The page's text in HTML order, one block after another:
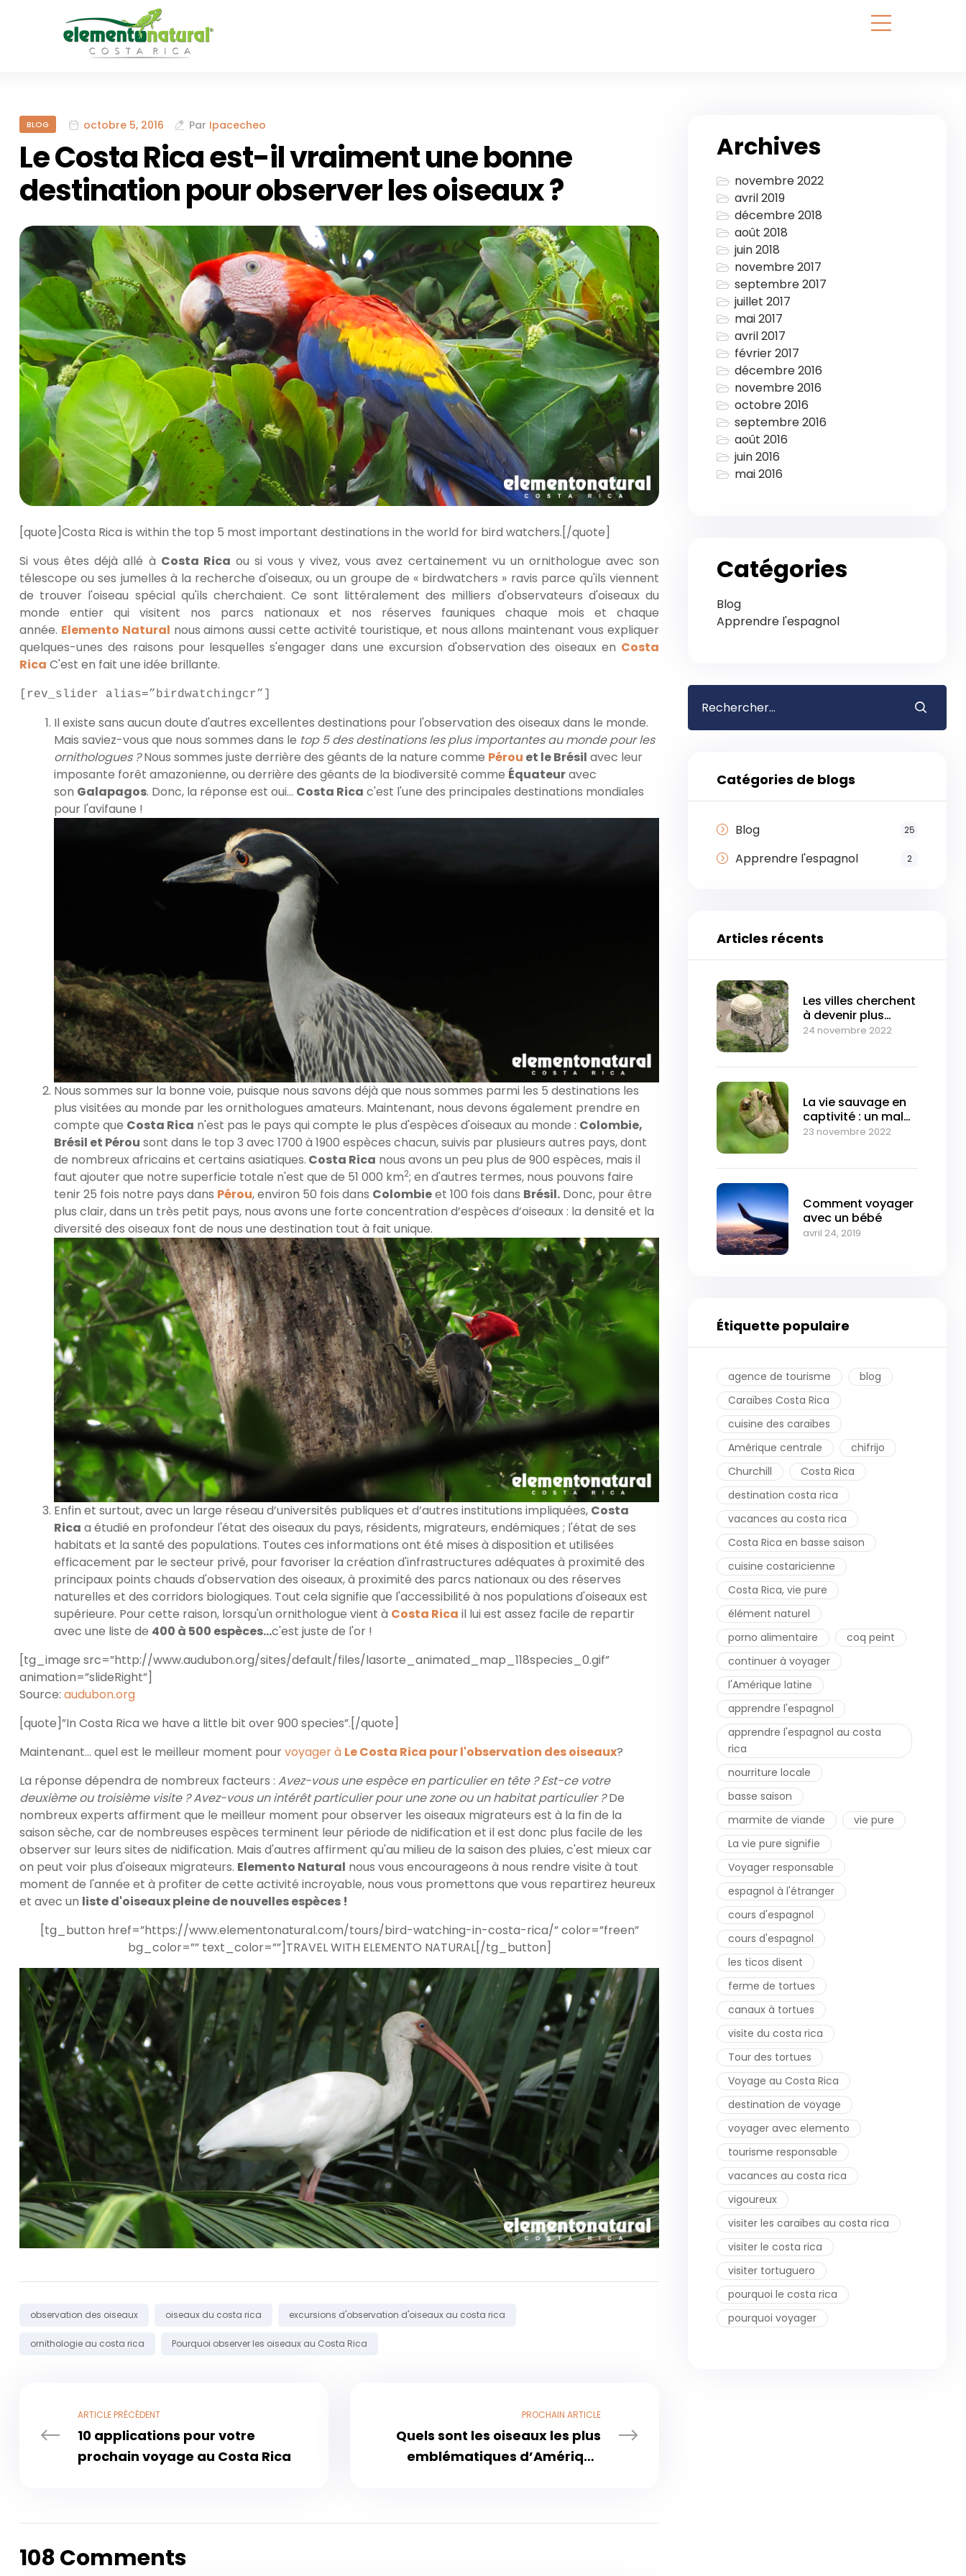
BLOG octobre 5, 2016 Par Ipacecheo
Le Costa Rica est-il vraiment une bonne
destination pour observer les oiseaux ?
[quote]Costa Rica is within the top 5 most important destinations in the world for bird watchers.[/quote]
Si vous êtes déjà allé à Costa Rica ou si vous y vivez, vous avez certainement vu un ornithologue avec son
télescope ou ses jumelles à la recherche d'oiseaux, ou un groupe de « birdwatchers » ravis parce qu'ils viennent
de trouver l'oiseau spécial qu'ils cherchaient. Ce sont littéralement des milliers d'observateurs d'oiseaux du
monde entier qui visitent nos parcs nationaux et nos réserves fauniques chaque mois et chaque
année. Elemento Natural nous aimons aussi cette activité touristique, et nous allons maintenant vous expliquer
quelques-unes des raisons pour lesquelles s'engager dans une excursion d'observation des oiseaux en Costa
Rica C'est en fait une idée brillante.
[rev_slider alias=”birdwatchingcr”]
Il existe sans aucun doute d'autres excellentes destinations pour l'observation des oiseaux dans le monde.
Mais saviez-vous que nous sommes dans le top 5 des destinations les plus importantes au monde pour les
ornithologues ?Nous sommes juste derrière des géants de la nature comme Pérou et le Brésil avec leur
imposante forêt amazonienne, ou derrière des géants de la biodiversité comme Équateuravec
son Galapagos. Donc, la réponse est oui… Costa Rica c'est l'une des principales destinations mondiales
pour l'avifaune !
Nous sommes sur la bonne voie, puisque nous savons déjà que nous sommes parmi les 5 destinations les
plus visitées au monde par les ornithologues amateurs. Maintenant, nous devons également prendre en
compte que Costa Rica n'est pas le pays qui compte le plus d'espèces d'oiseaux au monde : Colombie,
Brésil et Pérou sont dans le top 3 avec 1700 à 1900 espèces chacun, suivis par plusieurs autres pays, dont
de nombreux africains et certains asiatiques. Costa Rica nous avons un peu plus de 900 espèces, mais il
faut ajouter que notre superficie totale n'est que de 51 000 km2; en d'autres termes, nous pouvons faire
tenir 25 fois notre pays dans Pérou, environ 50 fois dans Colombieet 100 fois dans Brésil. Donc, pour être
plus clair, dans un très petit pays, nous avons une forte concentration d’espèces d’oiseaux : la densité et la
diversité des oiseaux font de nous une destination tout à fait unique.
Enfin et surtout, avec un large réseau d’universités publiques et d’autres institutions impliquées, Costa
Rica a étudié en profondeur l'état des oiseaux du pays, résidents, migrateurs, endémiques ; l'état de ses
habitats et la santé des populations. Toutes ces informations ont été mises à disposition et utilisées
efficacement par le secteur privé, pour favoriser la création d'infrastructures adéquates à proximité des
principaux points chauds d'observation des oiseaux, à proximité des parcs nationaux ou des réserves
naturelles et des corridors biologiques. Tout cela signifie que l'accessibilité à nos populations d'oiseaux est
supérieure. Pour cette raison, lorsqu'un ornithologue vient à Costa Rica il lui est assez facile de repartir
avec une liste de 400 à 500 espèces…c'est juste de l'or !
[tg_image src=”http://www.audubon.org/sites/default/files/lasorte_animated_map_118species_0.gif”
animation=”slideRight”]
Source: audubon.org
[quote]”In Costa Rica we have a little bit over 900 species”.[/quote]
Maintenant… quel est le meilleur moment pourvoyager à Le Costa Rica pour l'observation des oiseaux?
La réponse dépendra de nombreux facteurs : Avez-vous une espèce en particulier en tête ? Est-ce votre
deuxième ou troisième visite ? Avez-vous un intérêt particulier pour une zone ou un habitat particulier ?De
nombreux experts affirment que le meilleur moment pour observer les oiseaux migrateurs est à la fin de la
saison sèche, car de nombreuses espèces terminent leur période de nidification et il est donc plus facile de les
observer sur leurs sites de nidification. Mais d'autres affirment qu'au milieu de la saison des pluies, c'est mieux car
on peut voir plus d'oiseaux migrateurs. Elemento Natural nous vous encourageons à nous rendre visite à tout
moment de l'année et à profiter de cette activité incroyable, nous vous promettons que vous repartirez heureux
et avec un liste d'oiseaux pleine de nouvelles espèces !
[tg_button href=”https://www.elementonatural.com/tours/bird-watching-in-costa-rica/” color=”freen”
bg_color=”” text_color=””]TRAVEL WITH ELEMENTO NATURAL[/tg_button]
Étiqueter:
observation des oiseaux oiseaux du costa rica excursions d'observation d'oiseaux au costa rica
ornithologie au costa rica Pourquoi observer les oiseaux au Costa Rica
ARTICLE PRÉCÉDENT
10 applications pour votre
prochain voyage au Costa Rica
PROCHAIN ​​ARTICLE
Quels sont les oiseaux les plus
emblématiques d’Amérique
108 Comments
Archives
novembre 2022
avril 2019
décembre 2018
août 2018
juin 2018
novembre 2017
septembre 2017
juillet 2017
mai 2017
avril 2017
février 2017
décembre 2016
novembre 2016
octobre 2016
septembre 2016
août 2016
juin 2016
mai 2016
Catégories
Blog
Apprendre l'espagnol
Catégories de blogs
Blog 25
Apprendre l'espagnol 2
Articles récents
Les villes cherchent
à devenir plus
vertes pour
climatique
24 novembre 2022
La vie sauvage en
captivité : un mal
inutile
23 novembre 2022
Comment voyager
avec un bébé
avril 24, 2019
Étiquette populaire
agence de tourisme
blog
Caraïbes Costa Rica
cuisine des caraïbes
Amérique centrale
chifrijo
Churchill
Costa Rica
destination costa rica
vacances au costa rica
Costa Rica en basse saison
cuisine costaricienne
Costa Rica, vie pure
élément naturel
porno alimentaire
coq peint
continuer à voyager
l'Amérique latine
apprendre l'espagnol
apprendre l'espagnol au costa
rica
nourriture locale
basse saison
marmite de viande
vie pure
La vie pure signifie
Voyager responsable
espagnol à l'étranger
cours d'espagnol
cours d'espagnol
les ticos disent
ferme de tortues
canaux à tortues
visite du costa rica
Tour des tortues
Voyage au Costa Rica
destination de voyage
voyager avec elemento
tourisme responsable
vacances au costa rica
vigoureux
visiter les caraïbes au costa rica
visiter le costa rica
visiter tortuguero
pourquoi le costa rica
pourquoi voyager